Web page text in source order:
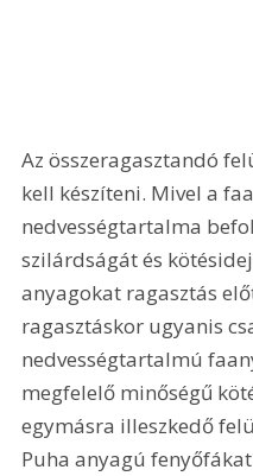
Az összeragasztandó
kell készíteni. Mivel a
nedvességtartalma
szilárdságát és
anyagokat ragasztás
ragasztáskor ugyanis
nedvességtartalmú
megfelelő minőségű
egymásra illeszkedő
Puha anyagú